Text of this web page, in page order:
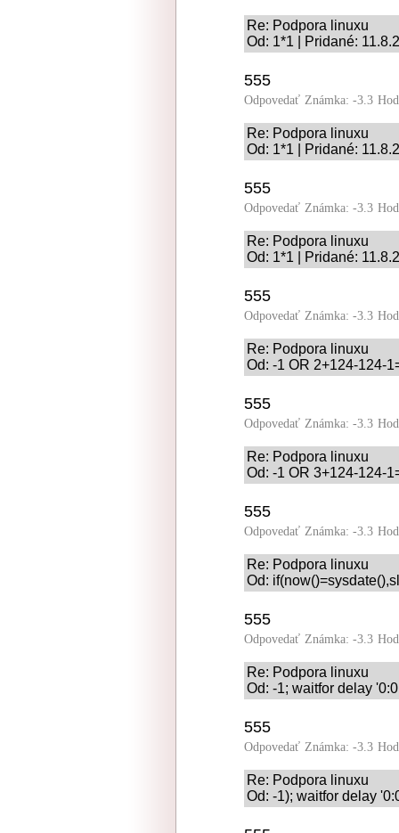
Re: Podpora linuxu
Od: 1*1 | Pridané:
555
Odpovedať Známka: -3.3
Re: Podpora linuxu
Od: 1*1 | Pridané:
555
Odpovedať Známka: -3.3
Re: Podpora linuxu
Od: 1*1 | Pridané:
555
Odpovedať Známka: -3.3
Re: Podpora linuxu
Od: -1 OR 2+124-124-
555
Odpovedať Známka: -3.3
Re: Podpora linuxu
Od: -1 OR 3+124-124-
555
Odpovedať Známka: -3.3
Re: Podpora linuxu
Od:
555
Odpovedať Známka: -3.3
Re: Podpora linuxu
Od: -1; waitfor delay
555
Odpovedať Známka: -3.3
Re: Podpora linuxu
Od: -1); waitfor delay